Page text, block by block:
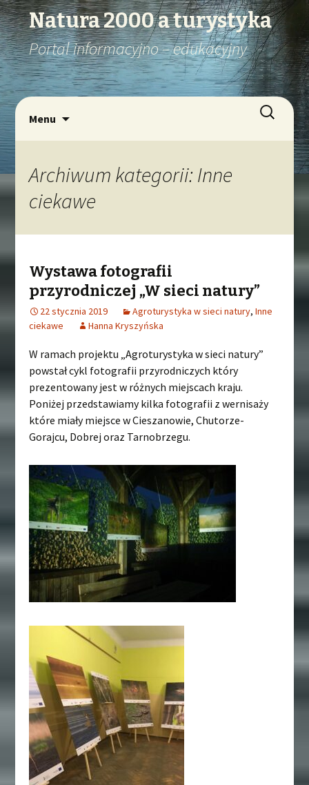
Natura 2000 a turystyka
Portal informacyjno – edukacyjny
Menu
treści
Szukaj:
Archiwum kategorii: Inne
ciekawe
Wystawa fotografii
przyrodniczej „W sieci natury”
22 stycznia 2019 Agroturystyka w sieci natury,Inne
ciekawe
Hanna Kryszyńska
W ramach projektu „Agroturystyka w sieci natury”
powstał cykl fotografii przyrodniczych który
prezentowany jest w różnych miejscach kraju.
Poniżej przedstawiamy kilka fotografii z wernisaży
które miały miejsce w Cieszanowie, Chutorze-
Gorajcu, Dobrej oraz Tarnobrzegu.